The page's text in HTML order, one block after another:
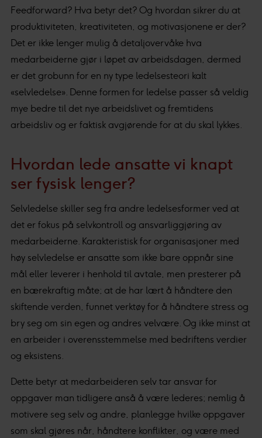
Feedforward? Hva betyr det? Og hvordan sikrer du at
produktiviteten, kreativiteten, og motivasjonene er der?
Det er ikke lenger mulig å detaljovervåke hva
medarbeiderne gjør i løpet av arbeidsdagen, dermed
er det grobunn for en ny type ledelsesteori kalt
«selvledelse». Denne formen for ledelse passer så veldig
mye bedre til det nye arbeidslivet og fremtidens
arbeidsliv og er faktisk avgjørende for at du skal lykkes.
Hvordan lede ansatte vi knapt
ser fysisk lenger?
Selvledelse skiller seg fra andre ledelsesformer ved at
det er fokus på selvkontroll og ansvarliggjøring av
medarbeiderne. Karakteristisk for organisasjoner med
høy selvledelse er ansatte som ikke bare oppnår sine
mål eller leverer i henhold til avtale, men presterer på
en bærekraftig måte; at de har lært å håndtere den
skiftende verden, funnet verktøy for å håndtere stress og
bry seg om sin egen og andres velvære. Og ikke minst at
en arbeider i overensstemmelse med bedriftens verdier
og eksistens.
Dette betyr at medarbeideren selv tar ansvar for
oppgaver man tidligere anså å være lederes; nemlig å
motivere seg selv og andre, planlegge hvilke oppgaver
som skal gjøres når, håndtere konflikter, og være med